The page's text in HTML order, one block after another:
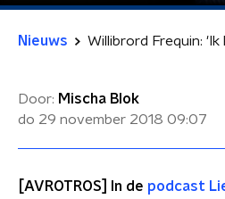
Nieuws
Door: Mischa Blok
do 29 november 2018 09:07
[AVROTROS] In de podcast